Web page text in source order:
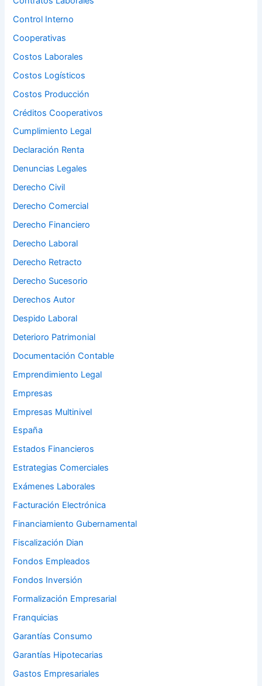
Control Interno
Cooperativas
Costos Laborales
Costos Logísticos
Costos Producción
Créditos Cooperativos
Cumplimiento Legal
Declaración Renta
Denuncias Legales
Derecho Civil
Derecho Comercial
Derecho Financiero
Derecho Laboral
Derecho Retracto
Derecho Sucesorio
Derechos Autor
Despido Laboral
Deterioro Patrimonial
Documentación Contable
Emprendimiento Legal
Empresas
Empresas Multinivel
España
Estados Financieros
Estrategias Comerciales
Exámenes Laborales
Facturación Electrónica
Financiamiento Gubernamental
Fiscalización Dian
Fondos Empleados
Fondos Inversión
Formalización Empresarial
Franquicias
Garantías Consumo
Garantías Hipotecarias
Gastos Empresariales